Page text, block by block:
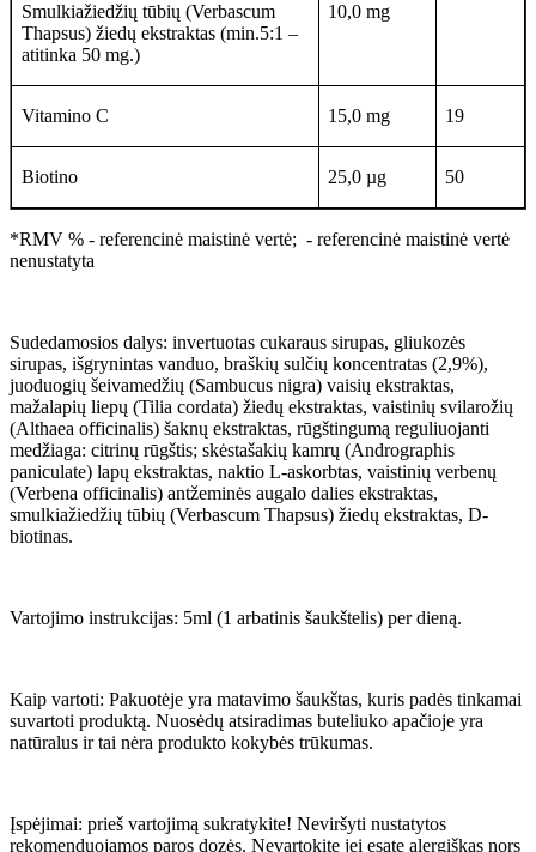
Smulkiažiedžių tūbių (Verbascum
Thapsus) žiedų ekstraktas (min.5:1 –
atitinka 50 mg.)
10,0 mg
Vitamino C 15,0 mg 19
Biotino 25,0 µg 50
*RMV % - referencinė maistinė vertė; - referencinė maistinė vertė
nenustatyta
Sudedamosios dalys: invertuotas cukaraus sirupas, gliukozės
sirupas, išgrynintas vanduo, braškių sulčių koncentratas (2,9%),
juoduogių šeivamedžių (Sambucus nigra) vaisių ekstraktas,
mažalapių liepų (Tilia cordata) žiedų ekstraktas, vaistinių svilarožių
(Althaea officinalis) šaknų ekstraktas, rūgštingumą reguliuojanti
medžiaga: citrinų rūgštis; skėstašakių kamrų (Andrographis
paniculate) lapų ekstraktas, naktio L-askorbtas, vaistinių verbenų
(Verbena officinalis) antžeminės augalo dalies ekstraktas,
smulkiažiedžių tūbių (Verbascum Thapsus) žiedų ekstraktas, D-
biotinas.
Vartojimo instrukcijas: 5ml (1 arbatinis šaukštelis) per dieną.
Kaip vartoti: Pakuotėje yra matavimo šaukštas, kuris padės tinkamai
suvartoti produktą. Nuosėdų atsiradimas buteliuko apačioje yra
natūralus ir tai nėra produkto kokybės trūkumas.
Įspėjimai: prieš vartojimą sukratykite! Neviršyti nustatytos
rekomenduojamos paros dozės. Nevartokite jei esate alergiškas nors